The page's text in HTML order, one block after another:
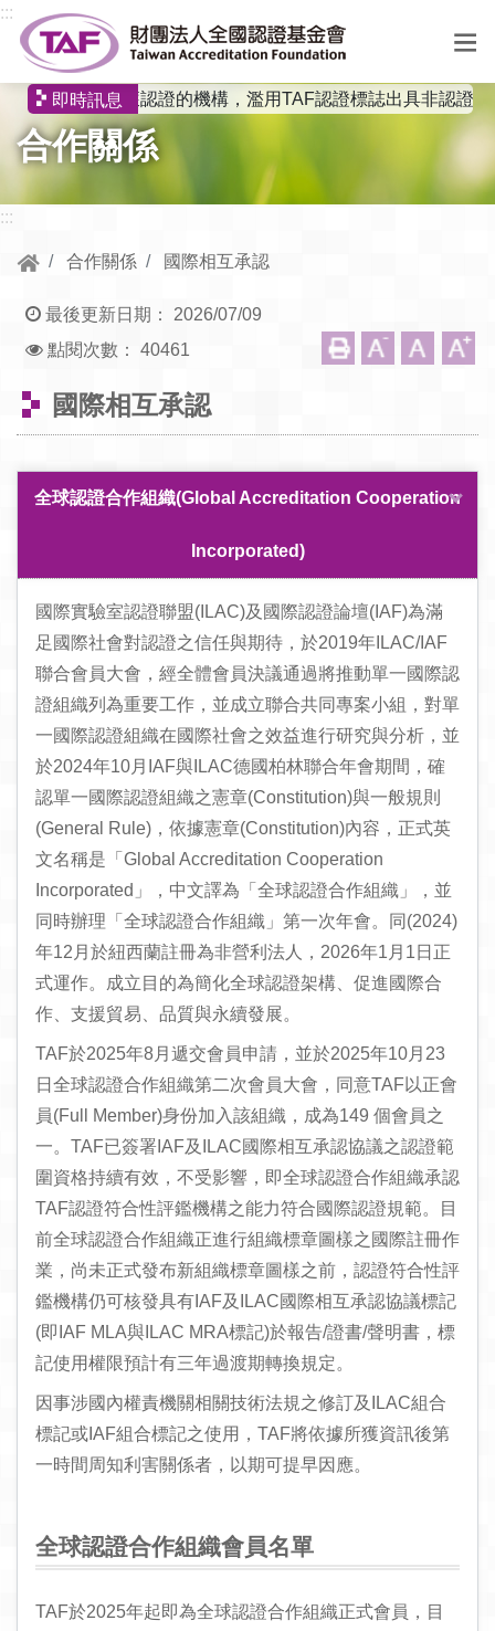
跳到中央內容區塊
:::
選
單
即時訊息
有非獲認證的機構，濫用TAF認證標誌出具非認證報
合作關係
:::
合作關係 國際相互承認
最後更新日期： 2026/07/09
點閱次數： 40461
國際相互承認
全球認證合作組織(Global Accreditation Cooperation
Incorporated)
國際實驗室認證聯盟(ILAC)及國際認證論壇(IAF)為滿
足國際社會對認證之信任與期待，於2019年ILAC/IAF
聯合會員大會，經全體會員決議通過將推動單一國際認
證組織列為重要工作，並成立聯合共同專案小組，對單
一國際認證組織在國際社會之效益進行研究與分析，並
於2024年10月IAF與ILAC德國柏林聯合年會期間，確
認單一國際認證組織之憲章(Constitution)與一般規則
(General Rule)，依據憲章(Constitution)內容，正式英
文名稱是「Global Accreditation Cooperation
Incorporated」，中文譯為「全球認證合作組織」，並
同時辦理「全球認證合作組織」第一次年會。同(2024)
年12月於紐西蘭註冊為非營利法人，2026年1月1日正
式運作。成立目的為簡化全球認證架構、促進國際合
作、支援貿易、品質與永續發展。
TAF於2025年8月遞交會員申請，並於2025年10月23
日全球認證合作組織第二次會員大會，同意TAF以正會
員(Full Member)身份加入該組織，成為149 個會員之
一。TAF已簽署IAF及ILAC國際相互承認協議之認證範
圍資格持續有效，不受影響，即全球認證合作組織承認
TAF認證符合性評鑑機構之能力符合國際認證規範。目
前全球認證合作組織正進行組織標章圖樣之國際註冊作
業，尚未正式發布新組織標章圖樣之前，認證符合性評
鑑機構仍可核發具有IAF及ILAC國際相互承認協議標記
(即IAF MLA與ILAC MRA標記)於報告/證書/聲明書，標
記使用權限預計有三年過渡期轉換規定。
因事涉國內權責機關相關技術法規之修訂及ILAC組合
標記或IAF組合標記之使用，TAF將依據所獲資訊後第
一時間周知利害關係者，以期可提早因應。
全球認證合作組織會員名單
TAF於2025年起即為全球認證合作組織正式會員，目